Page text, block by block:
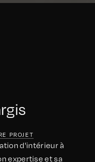
PROJET
d'intérieur à
expertise et sa